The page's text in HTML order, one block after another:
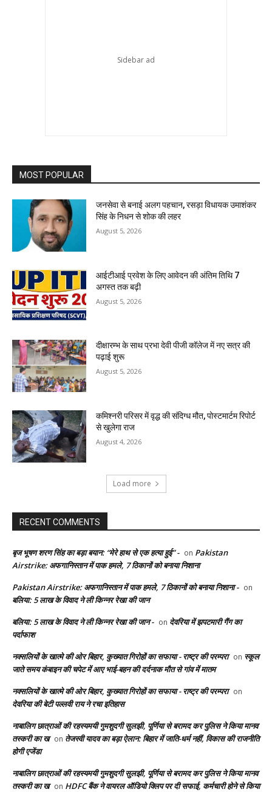
MOST POPULAR
जनसेवा से बनाई अलग पहचान, रसड़ा विधायक उमाशंकर
सिंह के निधन से शोक की लहर
August 5, 2026
आईटीआई प्रवेश के लिए आवेदन की अंतिम तिथि 7
अगस्त तक बढ़ी
August 5, 2026
दीक्षारम्भ के साथ प्रभा देवी पीजी कॉलेज में नए सत्र की
पढ़ाई शुरू
August 5, 2026
कमिश्नरी परिसर में वृद्ध की संदिग्ध मौत, पोस्टमार्टम रिपोर्ट
से खुलेगा राज
August 4, 2026
Load more
RECENT COMMENTS
बृज भूषण शरण सिंह का बड़ा बयान: “मेरे हाथ से एक हत्या हुई” - on Pakistan
Airstrike: अफगानिस्तान में पाक हमले, 7 ठिकानों को बनाया निशाना
Pakistan Airstrike: अफगानिस्तान में पाक हमले, 7 ठिकानों को बनाया निशाना - on
बलिया: 5 लाख के विवाद ने ली किन्नर रेखा की जान
बलिया: 5 लाख के विवाद ने ली किन्नर रेखा की जान - on देवरिया में झपटमारी गैंग का
पर्दाफाश
नक्सलियों के खात्मे की ओर बिहार, कुख्यात गिरोहों का सफाया - राष्ट्र की परम्परा on स्कूल
जाते समय कंबाइन की चपेट में आए भाई-बहन की दर्दनाक मौत से गांव में मातम
नक्सलियों के खात्मे की ओर बिहार, कुख्यात गिरोहों का सफाया - राष्ट्र की परम्परा on
देवरिया की बेटी पल्लवी राय ने रचा इतिहास
नाबालिग छात्राओं की रहस्यमयी गुमशुदगी सुलझी, पूर्णिया से बरामद कर पुलिस ने किया मानव
तस्करी का ख on तेजस्वी यादव का बड़ा ऐलान: बिहार में जाति-धर्म नहीं, विकास की राजनीति
होगी एजेंडा
नाबालिग छात्राओं की रहस्यमयी गुमशुदगी सुलझी, पूर्णिया से बरामद कर पुलिस ने किया मानव
तस्करी का ख on HDFC बैंक ने वायरल ऑडियो क्लिप पर दी सफाई, कर्मचारी होने से किया